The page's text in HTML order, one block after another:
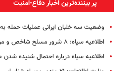
پر بیننده‌ترین اخبار دفاع-امنیت
وضعیت سه خلبان ایرانی عملیات
اطلاعیه سپاه: ۸ شرور مسلح شاخص و مرتبط گروهک‌های تروریستی دستگیر شدند
اطلاعیه سپاه درباره احتمال شنیده شدن